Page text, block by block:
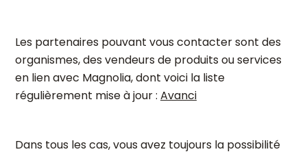
Les partenaires pouvant vous contacter sont des
organismes, des vendeurs de produits ou services
en lien avec Magnolia, dont voici la liste
régulièrement mise à jour : Avanci
Dans tous les cas, vous avez toujours la possibilité